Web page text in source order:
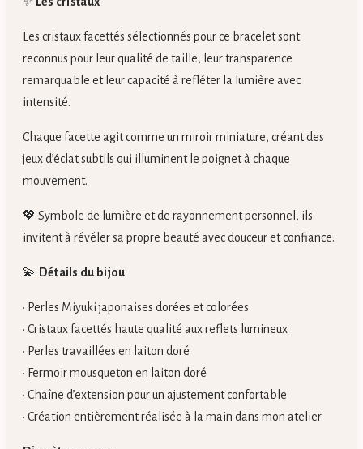
Les cristaux facettés sélectionnés pour ce bracelet sont
reconnus pour leur qualité de taille, leur transparence
remarquable et leur capacité à refléter la lumière avec
intensité.
Chaque facette agit comme un miroir miniature, créant des
jeux d’éclat subtils qui illuminent le poignet à chaque
mouvement.
💖 Symbole de lumière et de rayonnement personnel, ils
invitent à révéler sa propre beauté avec douceur et confiance.
💫 Détails du bijou
• Perles Miyuki japonaises dorées et colorées
• Cristaux facettés haute qualité aux reflets lumineux
• Perles travaillées en laiton doré
• Fermoir mousqueton en laiton doré
• Chaîne d’extension pour un ajustement confortable
• Création entièrement réalisée à la main dans mon atelier